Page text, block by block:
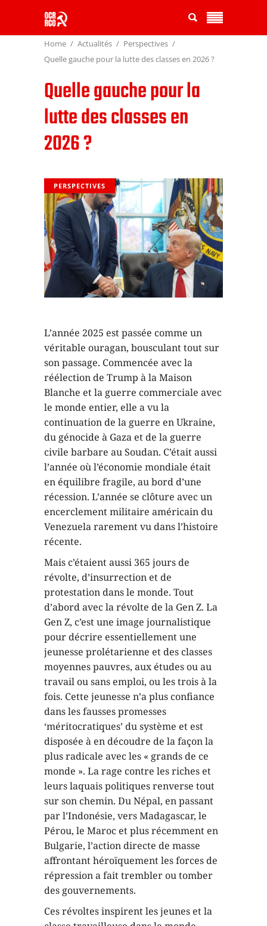
Home Actualités
Perspectives
Quelle gauche pour la lutte des classes en 2026 ?
Quelle gauche pour la
lutte des classes en
2026 ?
PERSPECTIVES
L’année 2025 est passée comme un
véritable ouragan, bousculant tout sur
son passage. Commencée avec la
réélection de Trump à la Maison
Blanche et la guerre commerciale avec
le monde entier, elle a vu la
continuation de la guerre en Ukraine,
du génocide à Gaza et de la guerre
civile barbare au Soudan. C’était aussi
l’année où l’économie mondiale était
en équilibre fragile, au bord d’une
récession. L’année se clôture avec un
encerclement militaire américain du
Venezuela rarement vu dans l’histoire
récente.
Mais c’étaient aussi 365 jours de
révolte, d’insurrection et de
protestation dans le monde. Tout
d’abord avec la révolte de la Gen Z. La
Gen Z, c’est une image journalistique
pour décrire essentiellement une
jeunesse prolétarienne et des classes
moyennes pauvres, aux études ou au
travail ou sans emploi, ou les trois à la
fois. Cette jeunesse n’a plus confiance
dans les fausses promesses
‘méritocratiques’ du système et est
disposée à en découdre de la façon la
plus radicale avec les « grands de ce
monde ». La rage contre les riches et
leurs laquais politiques renverse tout
sur son chemin. Du Népal, en passant
par l’Indonésie, vers Madagascar, le
Pérou, le Maroc et plus récemment en
Bulgarie, l’action directe de masse
affrontant héroïquement les forces de
répression a fait trembler ou tomber
des gouvernements.
Ces révoltes inspirent les jeunes et la